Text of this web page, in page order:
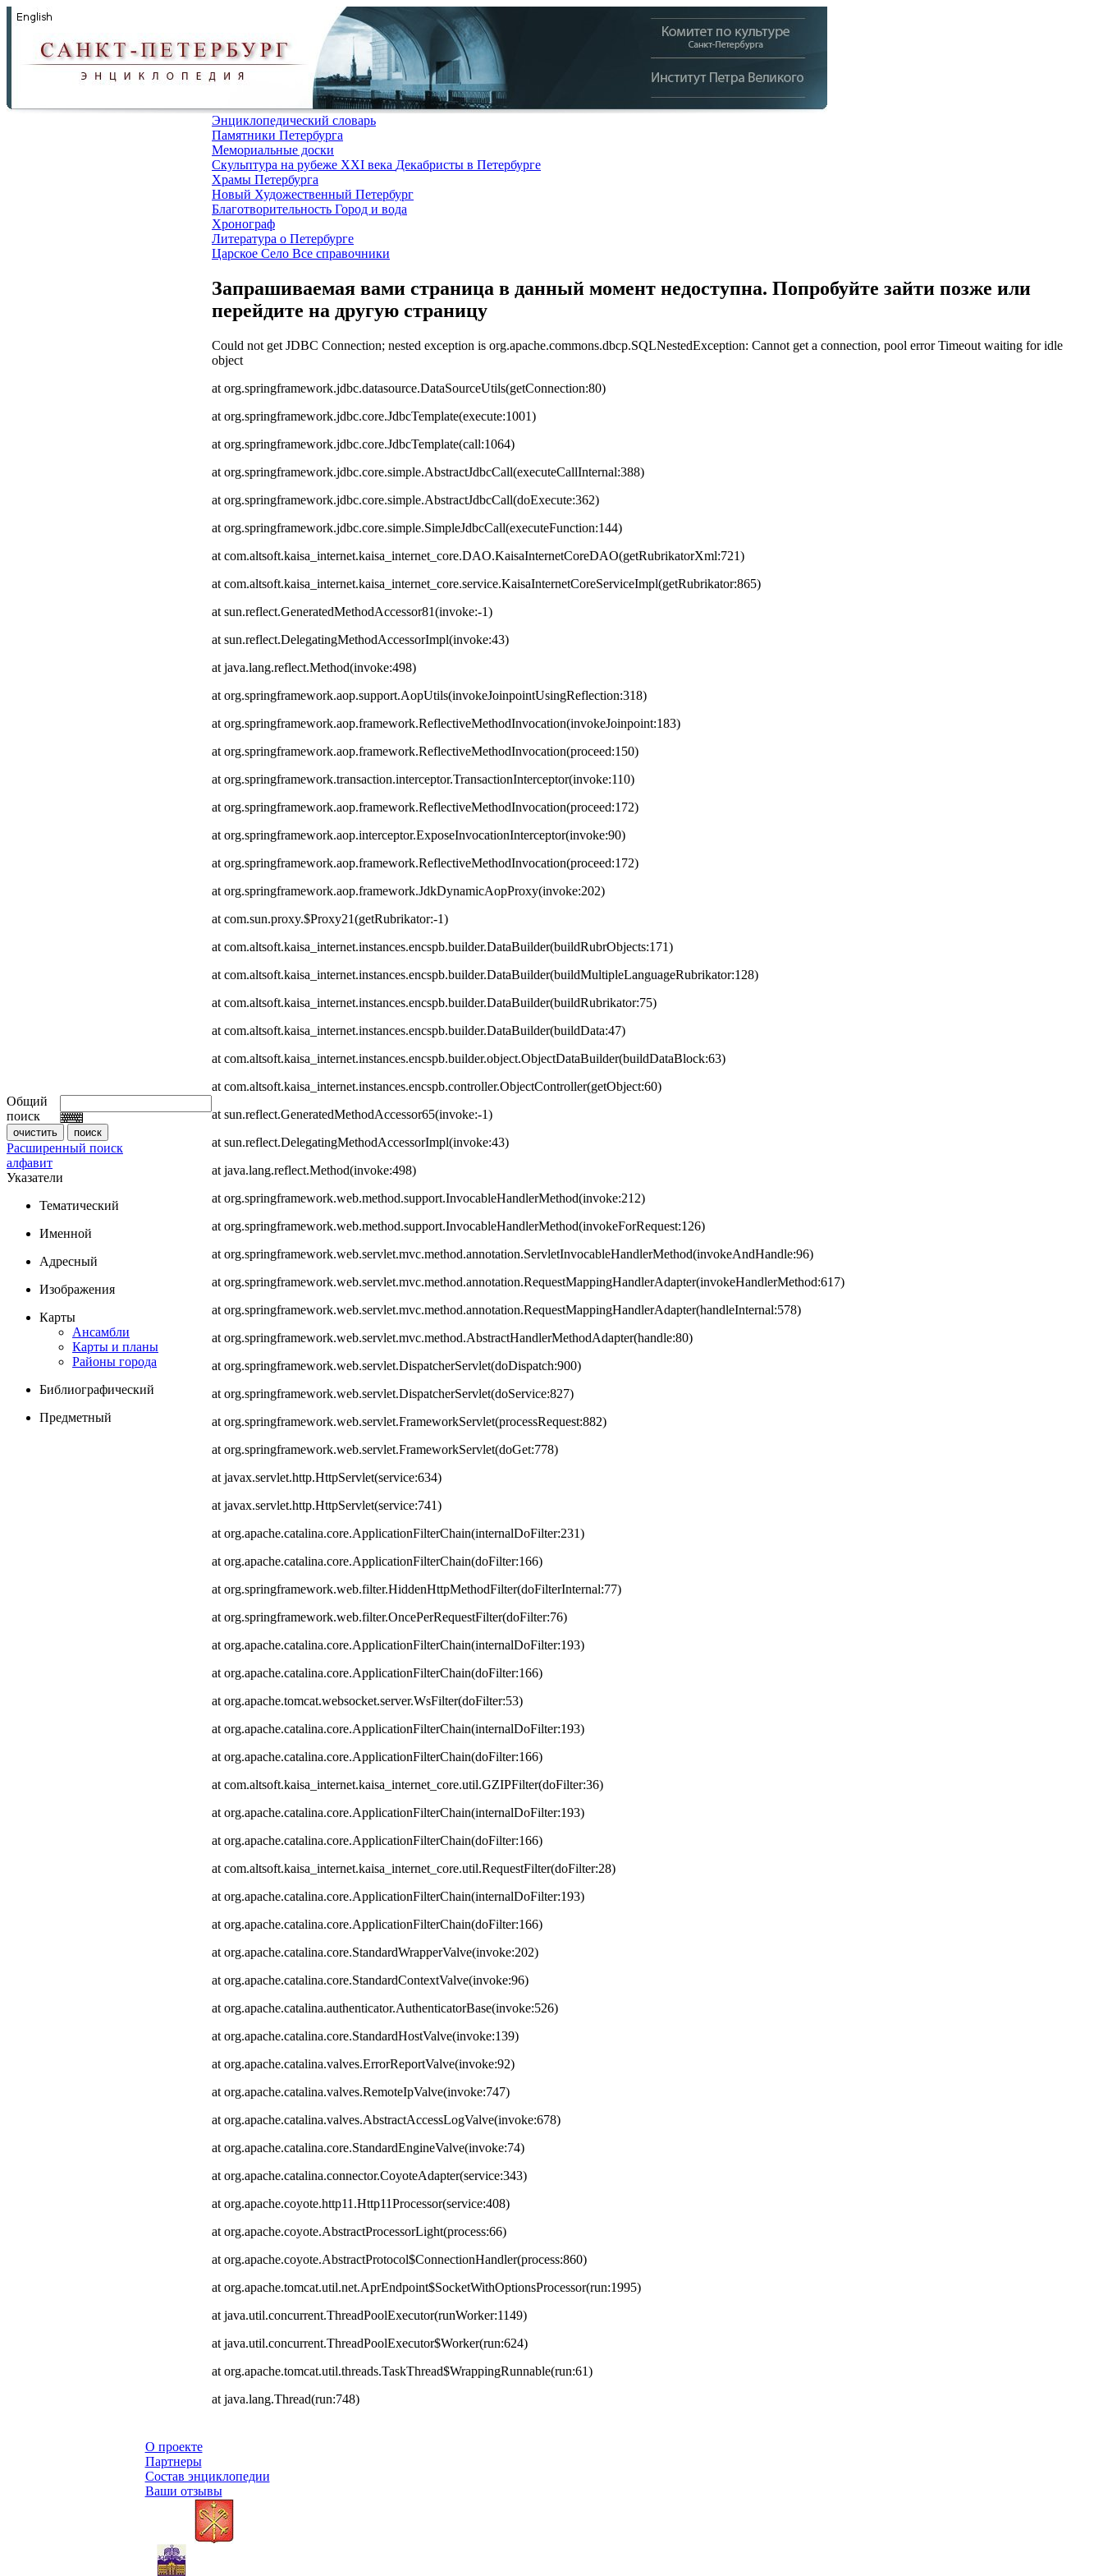
Общий
поиск
Расширенный поиск
алфавит
Указатели
Тематический
Именной
Адресный
Изображения
Карты
Ансамбли
Карты и планы
Районы города
Библиографический
Предметный
Энциклопедический словарь
Памятники Петербурга
Мемориальные доски
Скульптура на рубеже XXI века Декабристы в Петербурге
Храмы Петербурга
Новый Художественный Петербург
Благотворительность Город и вода
Хронограф
Литература о Петербурге
Царское Село Все справочники
Запрашиваемая вами страница в данный момент недоступна. Попробуйте зайти позже или
перейдите на другую страницу
Could not get JDBC Connection; nested exception is org.apache.commons.dbcp.SQLNestedException: Cannot get a connection, pool error Timeout waiting for idle
object
at org.springframework.jdbc.datasource.DataSourceUtils(getConnection:80)
at org.springframework.jdbc.core.JdbcTemplate(execute:1001)
at org.springframework.jdbc.core.JdbcTemplate(call:1064)
at org.springframework.jdbc.core.simple.AbstractJdbcCall(executeCallInternal:388)
at org.springframework.jdbc.core.simple.AbstractJdbcCall(doExecute:362)
at org.springframework.jdbc.core.simple.SimpleJdbcCall(executeFunction:144)
at com.altsoft.kaisa_internet.kaisa_internet_core.DAO.KaisaInternetCoreDAO(getRubrikatorXml:721)
at com.altsoft.kaisa_internet.kaisa_internet_core.service.KaisaInternetCoreServiceImpl(getRubrikator:865)
at sun.reflect.GeneratedMethodAccessor81(invoke:-1)
at sun.reflect.DelegatingMethodAccessorImpl(invoke:43)
at java.lang.reflect.Method(invoke:498)
at org.springframework.aop.support.AopUtils(invokeJoinpointUsingReflection:318)
at org.springframework.aop.framework.ReflectiveMethodInvocation(invokeJoinpoint:183)
at org.springframework.aop.framework.ReflectiveMethodInvocation(proceed:150)
at org.springframework.transaction.interceptor.TransactionInterceptor(invoke:110)
at org.springframework.aop.framework.ReflectiveMethodInvocation(proceed:172)
at org.springframework.aop.interceptor.ExposeInvocationInterceptor(invoke:90)
at org.springframework.aop.framework.ReflectiveMethodInvocation(proceed:172)
at org.springframework.aop.framework.JdkDynamicAopProxy(invoke:202)
at com.sun.proxy.$Proxy21(getRubrikator:-1)
at com.altsoft.kaisa_internet.instances.encspb.builder.DataBuilder(buildRubrObjects:171)
at com.altsoft.kaisa_internet.instances.encspb.builder.DataBuilder(buildMultipleLanguageRubrikator:128)
at com.altsoft.kaisa_internet.instances.encspb.builder.DataBuilder(buildRubrikator:75)
at com.altsoft.kaisa_internet.instances.encspb.builder.DataBuilder(buildData:47)
at com.altsoft.kaisa_internet.instances.encspb.builder.object.ObjectDataBuilder(buildDataBlock:63)
at com.altsoft.kaisa_internet.instances.encspb.controller.ObjectController(getObject:60)
at sun.reflect.GeneratedMethodAccessor65(invoke:-1)
at sun.reflect.DelegatingMethodAccessorImpl(invoke:43)
at java.lang.reflect.Method(invoke:498)
at org.springframework.web.method.support.InvocableHandlerMethod(invoke:212)
at org.springframework.web.method.support.InvocableHandlerMethod(invokeForRequest:126)
at org.springframework.web.servlet.mvc.method.annotation.ServletInvocableHandlerMethod(invokeAndHandle:96)
at org.springframework.web.servlet.mvc.method.annotation.RequestMappingHandlerAdapter(invokeHandlerMethod:617)
at org.springframework.web.servlet.mvc.method.annotation.RequestMappingHandlerAdapter(handleInternal:578)
at org.springframework.web.servlet.mvc.method.AbstractHandlerMethodAdapter(handle:80)
at org.springframework.web.servlet.DispatcherServlet(doDispatch:900)
at org.springframework.web.servlet.DispatcherServlet(doService:827)
at org.springframework.web.servlet.FrameworkServlet(processRequest:882)
at org.springframework.web.servlet.FrameworkServlet(doGet:778)
at javax.servlet.http.HttpServlet(service:634)
at javax.servlet.http.HttpServlet(service:741)
at org.apache.catalina.core.ApplicationFilterChain(internalDoFilter:231)
at org.apache.catalina.core.ApplicationFilterChain(doFilter:166)
at org.springframework.web.filter.HiddenHttpMethodFilter(doFilterInternal:77)
at org.springframework.web.filter.OncePerRequestFilter(doFilter:76)
at org.apache.catalina.core.ApplicationFilterChain(internalDoFilter:193)
at org.apache.catalina.core.ApplicationFilterChain(doFilter:166)
at org.apache.tomcat.websocket.server.WsFilter(doFilter:53)
at org.apache.catalina.core.ApplicationFilterChain(internalDoFilter:193)
at org.apache.catalina.core.ApplicationFilterChain(doFilter:166)
at com.altsoft.kaisa_internet.kaisa_internet_core.util.GZIPFilter(doFilter:36)
at org.apache.catalina.core.ApplicationFilterChain(internalDoFilter:193)
at org.apache.catalina.core.ApplicationFilterChain(doFilter:166)
at com.altsoft.kaisa_internet.kaisa_internet_core.util.RequestFilter(doFilter:28)
at org.apache.catalina.core.ApplicationFilterChain(internalDoFilter:193)
at org.apache.catalina.core.ApplicationFilterChain(doFilter:166)
at org.apache.catalina.core.StandardWrapperValve(invoke:202)
at org.apache.catalina.core.StandardContextValve(invoke:96)
at org.apache.catalina.authenticator.AuthenticatorBase(invoke:526)
at org.apache.catalina.core.StandardHostValve(invoke:139)
at org.apache.catalina.valves.ErrorReportValve(invoke:92)
at org.apache.catalina.valves.RemoteIpValve(invoke:747)
at org.apache.catalina.valves.AbstractAccessLogValve(invoke:678)
at org.apache.catalina.core.StandardEngineValve(invoke:74)
at org.apache.catalina.connector.CoyoteAdapter(service:343)
at org.apache.coyote.http11.Http11Processor(service:408)
at org.apache.coyote.AbstractProcessorLight(process:66)
at org.apache.coyote.AbstractProtocol$ConnectionHandler(process:860)
at org.apache.tomcat.util.net.AprEndpoint$SocketWithOptionsProcessor(run:1995)
at java.util.concurrent.ThreadPoolExecutor(runWorker:1149)
at java.util.concurrent.ThreadPoolExecutor$Worker(run:624)
at org.apache.tomcat.util.threads.TaskThread$WrappingRunnable(run:61)
at java.lang.Thread(run:748)
О проекте
Партнеры
Состав энциклопедии
Ваши отзывы